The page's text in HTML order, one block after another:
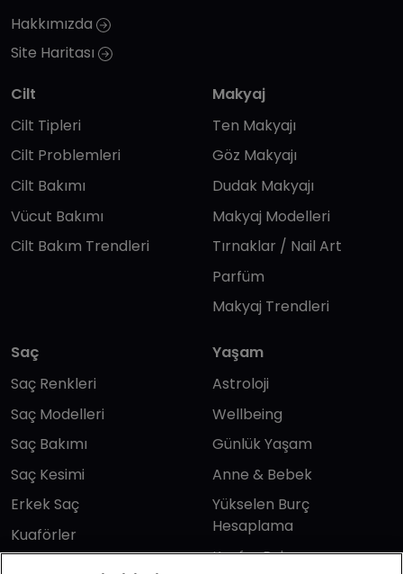
Hakkımızda
Site Haritası
Cilt
Cilt Tipleri
Cilt Problemleri
Cilt Bakımı
Vücut Bakımı
Cilt Bakım Trendleri
Makyaj
Ten Makyajı
Göz Makyajı
Dudak Makyajı
Makyaj Modelleri
Tırnaklar / Nail Art
Parfüm
Makyaj Trendleri
Saç
Saç Renkleri
Saç Modelleri
Saç Bakımı
Saç Kesimi
Erkek Saç
Kuaförler
Yaşam
Astroloji
Wellbeing
Günlük Yaşam
Anne & Bebek
Yükselen Burç
Hesaplama
Kuafor Bulma